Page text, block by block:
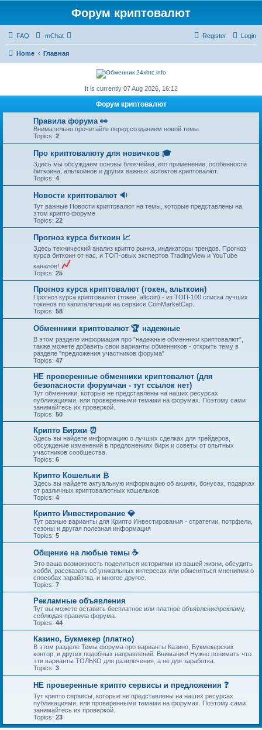
Форум криптовалют
FAQ mChat Login
Register
Home Главная
It is currently 07 Aug 2026, 16:12
Форум криптовалют
Правила форума 👀
Внимательно прочитайте перед созданием новой темы.
Topics: 2
Про криптовалюту для новичков 🎓
Здесь мы обсуждаем основы блокчейна, его применение, особенности
биткоина, альткоинов и других важных аспектов криптовалют.
Topics: 4
Новости криптовалют 🔉
Тут важные Новости криптовалют на темы, которые представлены на
этом крипто форуме
Topics: 22
Прогноз курса биткоин 📈
Здесь технический анализ крипто рынка, индикаторы трендов. Прогноз
курса биткоин от нас, и ТОП-овых экспертов TradingView и YouTube
каналов!
Topics: 25
Прогноз курса криптовалют (токен, альткоин)
Прогноз курса криптовалют (токен, altcoin) - из ТОП-100 списка лучших
токенов по капитализации на сервисе CoinMarketCap.
Topics: 58
Обменники криптовалют 🏆 надежные
В этом разделе информация про "надежные обменники криптовалют",
также можете добавить свои варианты обменников - открыть тему в
разделе "предложения участников форума"
Topics: 47
НЕ проверенные обменники криптовалют (для
безопасности форумчан - тут ссылок нет)
Тут обменники, которые не представлены на наших ресурсах
публикациями, или проверенными темами на форумах. Поэтому сами
занимайтесь их проверкой.
Topics: 50
Крипто Биржи ⏰
Здесь вы найдете информацию о лучших сделках для трейдеров,
обсуждение изменений в предложениях бирж и советы от опытных
участников сообщества.
Topics: 6
Крипто Кошельки ₿
Здесь вы найдете актуальную информацию об акциях, бонусах, подарках
от различных криптовалютных кошельков.
Topics: 4
Крипто Инвестирование 💎
Тут разные варианты для Крипто Инвестирования - стратегии, потрфели,
сезоны и другая полезная информация
Topics: 5
Общение на любые темы ☕
Это ваша возможность поделиться историями из вашей жизни, обсудить
хобби, рассказать об уникальных интересах или обменяться мнениями о
способах заработка, и многое другое.
Topics: 7
Рекламные объявления
Тут вы можете оставить бесплатное или платное объявление\рекламу,
соблюдая правила форума.
Topics: 44
Казино, Букмекер (платно)
В этом разделе Темы форума про варианты Казино, Букмекерских
контор, и других подобных направлений. Внимание! Нужно понимать что
эти варианты ТОЛЬКО для развлечения, а не для заработка.
Topics: 3
НЕ проверенные крипто сервисы и предложения ❓
Тут крипто сервисы, которые не представлены на наших ресурсах
публикациями, или проверенными темами на форумах. Поэтому сами
занимайтесь их проверкой.
Topics: 23